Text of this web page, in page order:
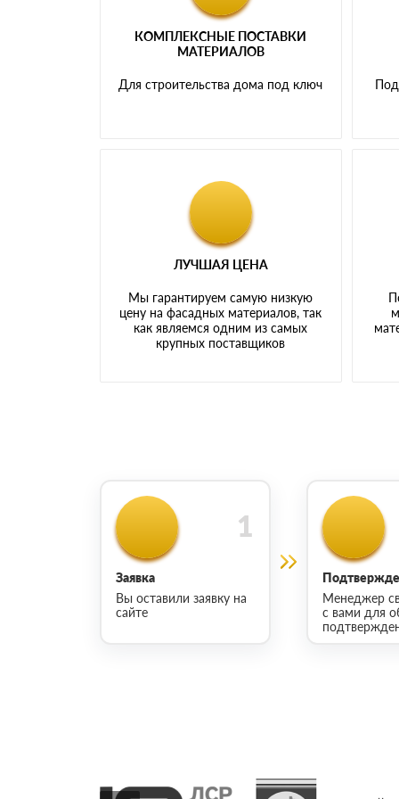
КОМПЛЕКСНЫЕ ПОСТАВКИ
МАТЕРИАЛОВ
Для строительства дома под ключ
ЛУЧШАЯ ЦЕНА
Мы гарантируем самую низкую
цену на фасадных материалов, так
как являемся одним из самых
крупных поставщиков
Заявка
Вы оставили заявку на
сайте
Менеджер
с вами для